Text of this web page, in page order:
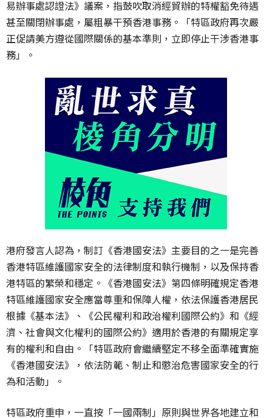
易辦事處認證法》議案，指鼓吹取消經貿辦的特權豁免待遇
甚至關閉辦事處，屬粗暴干預香港事務。「特區政府再次嚴
正促請美方遵從國際關係的基本準則，立即停止干涉香港事
務」。
港府發言人認為，制訂《香港國安法》主要目的之一是完善
香港特區維護國家安全的法律制度和執行機制，以及保持香
港特區的繁榮和穩定。《香港國安法》第四條明確規定香港
特區維護國家安全應當尊重和保障人權，依法保護香港居民
根據《基本法》、《公民權利和政治權利國際公約》和《經
濟、社會與文化權利的國際公約》適用於香港的有關規定享
有的權利和自由。「特區政府會繼續堅定不移全面準確實施
《香港國安法》，依法防範、制止和懲治危害國家安全的行
為和活動」。
特區政府重申，一直按「一國兩制」原則與世界各地建立和